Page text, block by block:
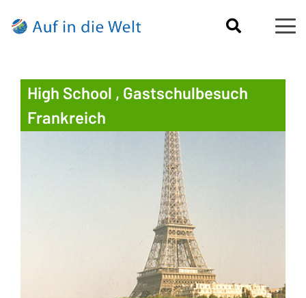
High School , Gastschulbesuch
Frankreich